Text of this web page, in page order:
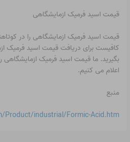
قیمت اسید فرمیک ازمایشگاهی
قیمت اسید فرمیک ازمایشگاهی را در
کافیست برای دریافت قیمت اسید فرمیک
بگیرید. ما قیمت اسید فرمیک ازمایشگاهی
اعلام می کنیم.
منبع
industrial/Formic-Acid.htm